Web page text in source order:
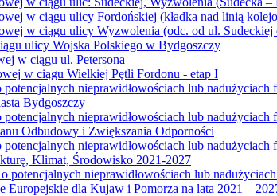
w ciągu ulicy Fordońskiej (kładka nad linią
w ciągu ulicy Wyzwolenia (odc. od ul. Sudeckiej
ulicy Wojska Polskiego w Bydgoszczy
w ciągu ul. Petersona
w ciągu Wielkiej Pętli Fordonu - etap I
nieprawidłowościach lub
Bydgoszczy
nieprawidłowościach lub
Odbudowy i Zwiększania Odporności
nieprawidłowościach lub
Klimat, Środowisko 2021-2027
potencjalnych nieprawidłowościach lub
Europejskie dla Kujaw i Pomorza na lata 2021 –